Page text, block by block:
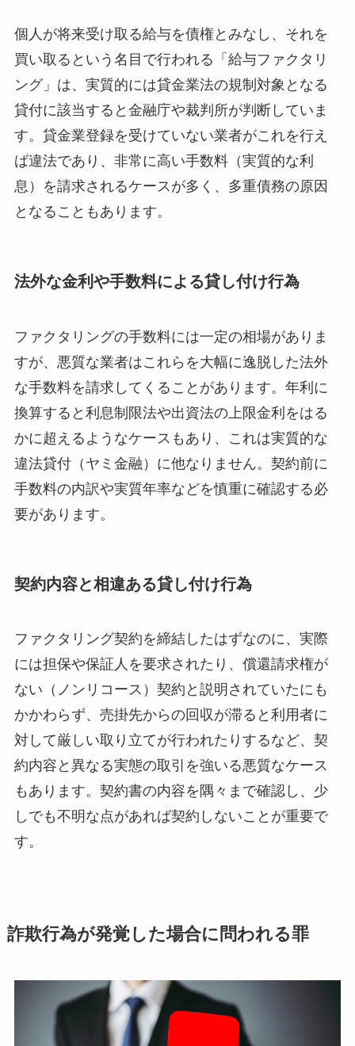
個人が将来受け取る給与を債権とみなし、それを
買い取るという名目で行われる「給与ファクタリ
ング」は、実質的には貸金業法の規制対象となる
貸付に該当すると金融庁や裁判所が判断していま
す。貸金業登録を受けていない業者がこれを行え
ば違法であり、非常に高い手数料（実質的な利
息）を請求されるケースが多く、多重債務の原因
となることもあります。
法外な金利や手数料による貸し付け行為
ファクタリングの手数料には一定の相場がありま
すが、悪質な業者はこれらを大幅に逸脱した法外
な手数料を請求してくることがあります。年利に
換算すると利息制限法や出資法の上限金利をはる
かに超えるようなケースもあり、これは実質的な
違法貸付（ヤミ金融）に他なりません。契約前に
手数料の内訳や実質年率などを慎重に確認する必
要があります。
契約内容と相違ある貸し付け行為
ファクタリング契約を締結したはずなのに、実際
には担保や保証人を要求されたり、償還請求権が
ない（ノンリコース）契約と説明されていたにも
かかわらず、売掛先からの回収が滞ると利用者に
対して厳しい取り立てが行われたりするなど、契
約内容と異なる実態の取引を強いる悪質なケース
もあります。契約書の内容を隅々まで確認し、少
しでも不明な点があれば契約しないことが重要で
す。
詐欺行為が発覚した場合に問われる罪